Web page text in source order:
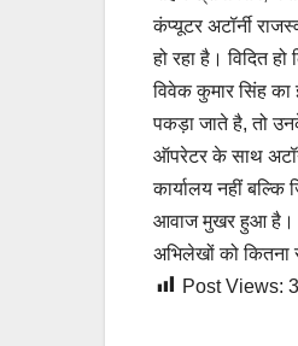
कंप्यूटर अटॉर्नी
हो रहा है। विदित
विवेक कुमार सिंह
पकड़ा जाते है, तो
ऑपरेटर के साथ
कार्यालय नहीं बल्कि
आवाज मुखर हुआ है।
अभिलेखों को कितना
Post Views: